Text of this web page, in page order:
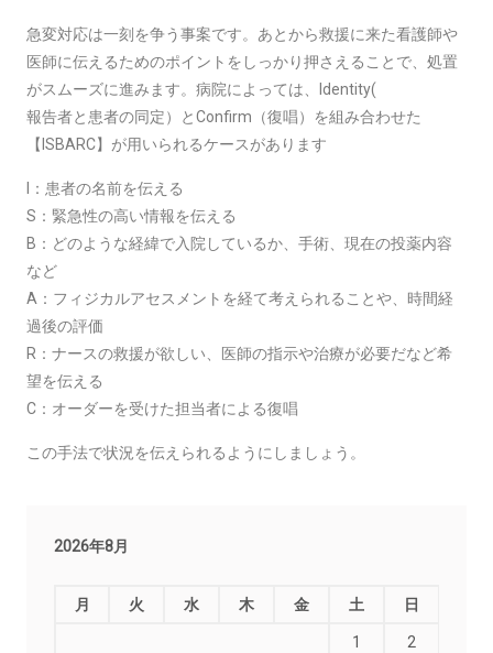
急変対応は一刻を争う事案です。あとから救援に来た看護師や
医師に伝えるためのポイントをしっかり押さえることで、処置
がスムーズに進みます。病院によっては、Identity(
報告者と患者の同定）とConfirm（復唱）を組み合わせた
【ISBARC】が用いられるケースがあります
I：患者の名前を伝える
S：緊急性の高い情報を伝える
B：どのような経緯で入院しているか、手術、現在の投薬内容
など
A：フィジカルアセスメントを経て考えられることや、時間経
過後の評価
R：ナースの救援が欲しい、医師の指示や治療が必要だなど希
望を伝える
C：オーダーを受けた担当者による復唱
この手法で状況を伝えられるようにしましょう。
2026年8月
月 火 水 木 金 土 日
1 2